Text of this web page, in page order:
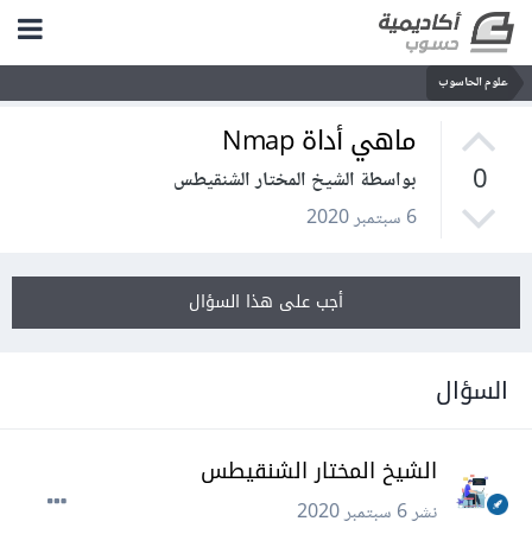
علوم الحاسوب
0
ماهي أداة Nmap
بواسطة الشيخ المختار الشنقيطس
6 سبتمبر 2020
أجب على هذا السؤال
السؤال
الشيخ المختار الشنقيطس
نشر6 سبتمبر 2020